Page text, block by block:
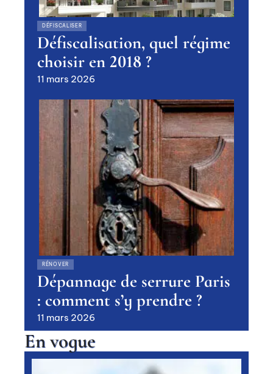
DÉFISCALISER
Défiscalisation, quel régime
choisir en 2018 ?
11 mars 2026
RÉNOVER
Dépannage de serrure Paris
: comment s’y prendre ?
11 mars 2026
En vogue